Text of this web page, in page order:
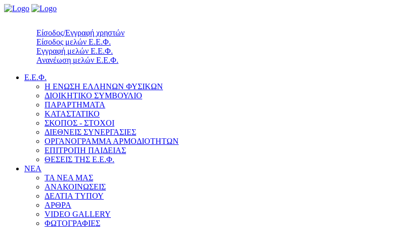
Είσοδος/Εγγραφή χρηστών
Είσοδος μελών Ε.Ε.Φ.
Εγγραφή μελών Ε.Ε.Φ.
Ανανέωση μελών Ε.Ε.Φ.
Ε.Ε.Φ.
Η ΕΝΩΣΗ ΕΛΛΗΝΩΝ ΦΥΣΙΚΩΝ
ΔΙΟΙΚΗΤΙΚΟ ΣΥΜΒΟΥΛΙΟ
ΠΑΡΑΡΤΗΜΑΤΑ
ΚΑΤΑΣΤΑΤΙΚΟ
ΣΚΟΠΟΣ - ΣΤΟΧΟΙ
ΔΙΕΘΝΕΙΣ ΣΥΝΕΡΓΑΣΙΕΣ
ΟΡΓΑΝΟΓΡΑΜΜΑ ΑΡΜΟΔΙΟΤΗΤΩΝ
ΕΠΙΤΡΟΠΗ ΠΑΙΔΕΙΑΣ
ΘΕΣΕΙΣ ΤΗΣ Ε.Ε.Φ.
ΝΕΑ
ΤΑ ΝΕΑ ΜΑΣ
ΑΝΑΚΟΙΝΩΣΕΙΣ
ΔΕΛΤΙΑ ΤΥΠΟΥ
ΑΡΘΡΑ
VIDEO GALLERY
ΦΩΤΟΓΡΑΦΙΕΣ